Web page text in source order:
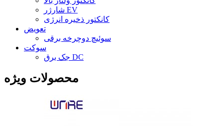
شارژر EV
کانکتور ذخیره انرژی
تعویض
سوئیچ دوچرخه برقی
سوکت
جک برق DC
محصولات ویژه